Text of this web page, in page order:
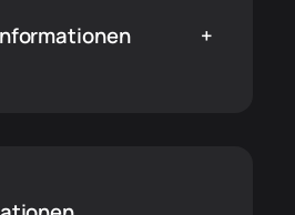
+